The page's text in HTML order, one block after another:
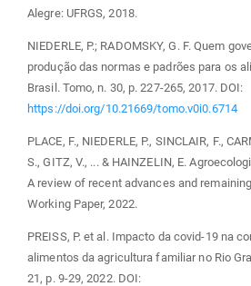
Alegre: UFRGS, 2018.
NIEDERLE, P.; RADOMSKY, G. F. Quem
produção das normas e padrões para os
Brasil. Tomo, n. 30, p. 227-265, 2017. DOI:
https://doi.org/10.21669/tomo.v0i0.6714
PLACE, F., NIEDERLE, P., SINCLAIR, F.,
S., GITZ, V., ... & HAINZELIN, E.
A review of recent advances and
Working Paper, 2022.
PREISS, P. et al. Impacto da covid-19 na
alimentos da agricultura familiar no Rio
21, p. 9-29, 2022. DOI: